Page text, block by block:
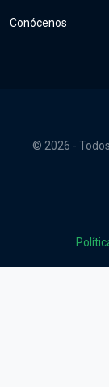
Conócenos
© 2026 -